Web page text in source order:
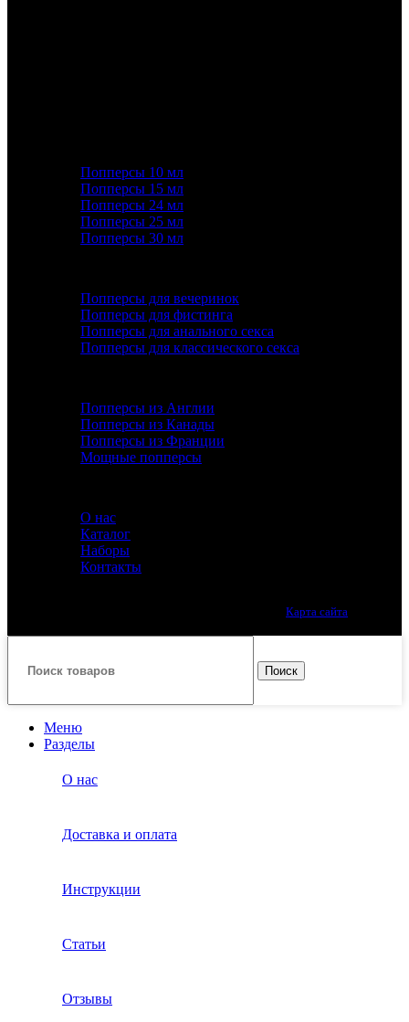
Попперсы 10 мл
Попперсы 15 мл
Попперсы 24 мл
Попперсы 25 мл
Попперсы 30 мл
Попперсы для вечеринок
Попперсы для фистинга
Попперсы для анального секса
Попперсы для классического секса
Попперсы из Англии
Попперсы из Канады
Попперсы из Франции
Мощные попперсы
О нас
Каталог
Наборы
Контакты
Карта сайта
Поиск
Меню
Разделы
О нас
Доставка и оплата
Инструкции
Статьи
Отзывы